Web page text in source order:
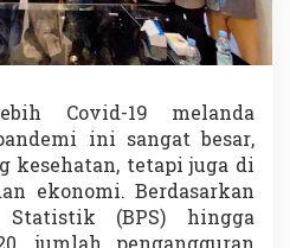
n
t
r
r
e
n
r
Covid-19 melanda
ini sangat besar,
kesehatan, tetapi juga di
ekonomi. Berdasarkan
(BPS) hingga